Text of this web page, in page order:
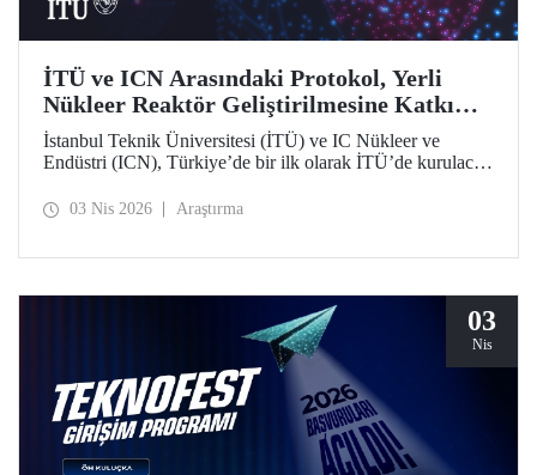
İTÜ ve ICN Arasındaki Protokol, Yerli
Nükleer Reaktör Geliştirilmesine Katkı
Sunacak
İstanbul Teknik Üniversitesi (İTÜ) ve IC Nükleer ve
Endüstri (ICN), Türkiye’de bir ilk olarak İTÜ’de kurulacak
sürecine katkı sağlayacak bir protokolü hayata geçirdi.
03 Nis 2026 Araştırma
03
Nis